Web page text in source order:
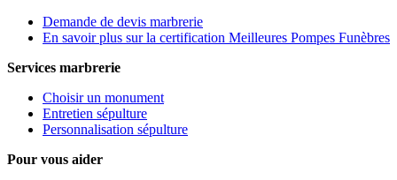
Demande de devis marbrerie
En savoir plus sur la certification Meilleures Pompes Funèbres
Services marbrerie
Choisir un monument
Entretien sépulture
Personnalisation sépulture
Pour vous aider